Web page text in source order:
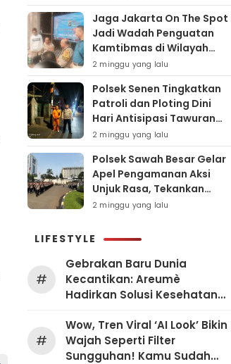
Jaga Jakarta On The Spot
Jadi Wadah Penguatan
Kamtibmas di Wilayah
Kampung Bali
2 minggu yang lalu
Polsek Senen Tingkatkan
Patroli dan Ploting Dini
Hari Antisipasi Tawuran
serta Gangguan
Kamtibmas
2 minggu yang lalu
Polsek Sawah Besar Gelar
Apel Pengamanan Aksi
Unjuk Rasa, Tekankan
Pelayanan Humanis dan
2 minggu yang lalu
LIFESTYLE
#
Gebrakan Baru Dunia
Kecantikan: Areumè
Hadirkan Solusi Kesehatan
#
Wow, Tren Viral ‘AI Look’ Bikin
Wajah Seperti Filter
Sungguhan! Kamu Sudah